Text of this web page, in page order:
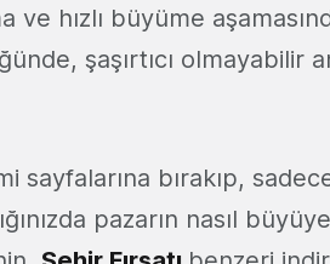
hızlı büyüme
şaşırtıcı olmayabilir
bırakıp,
pazarın nasıl